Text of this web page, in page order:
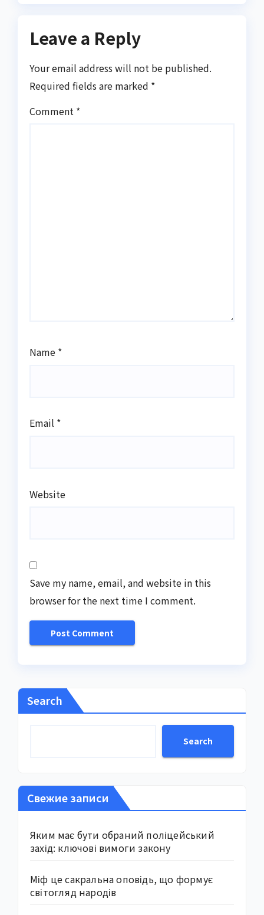
Leave a Reply
Your email address will not be published.
Required fields are marked *
Comment *
Name *
Email *
Website
Save my name, email, and website in this
browser for the next time I comment.
Search
Search
Свежие записи
Яким має бути обраний поліцейський
захід: ключові вимоги закону
Міф це сакральна оповідь, що формує
світогляд народів